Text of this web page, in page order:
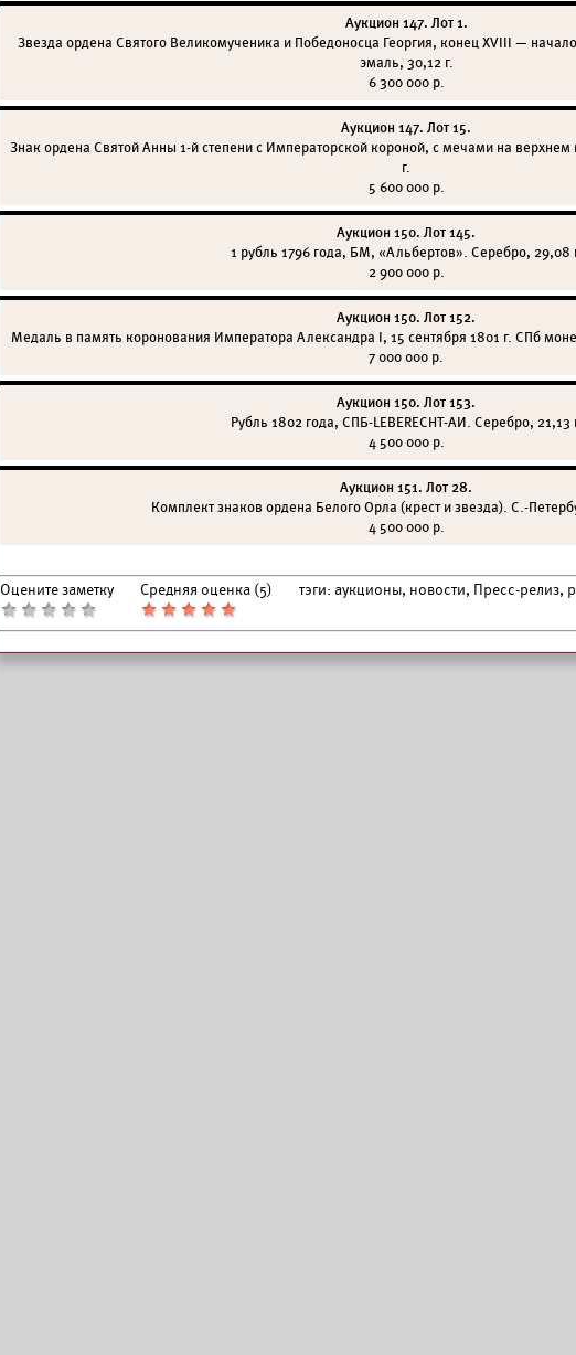
Аукцион 147. Лот 1.
Звезда ордена Святого Великомученика и Победоносца Георгия, конец XVIII —
эмаль, 30,12 г.
6 300 000 р.
Аукцион 147. Лот 15.
Знак ордена Святой Анны 1-й степени с Императорской короной, с мечами на
г.
5 600 000 р.
Аукцион 150. Лот 145.
1 рубль 1796 года, БМ, «Альбертов». Серебро, 29,08
2 900 000 р.
Аукцион 150. Лот 152.
Медаль в память коронования Императора Александра I, 15 сентября 1801 г. СПб
7 000 000 р.
Аукцион 150. Лот 153.
Рубль 1802 года, СПБ-LEBERECHT-AИ. Серебро, 21,13
4 500 000 р.
Аукцион 151. Лот 28.
Комплект знаков ордена Белого Орла (крест и звезда). С.-
4 500 000 р.
Оцените заметку Средняя оценка (5) тэги: аукционы, новости, Пресс-релиз,